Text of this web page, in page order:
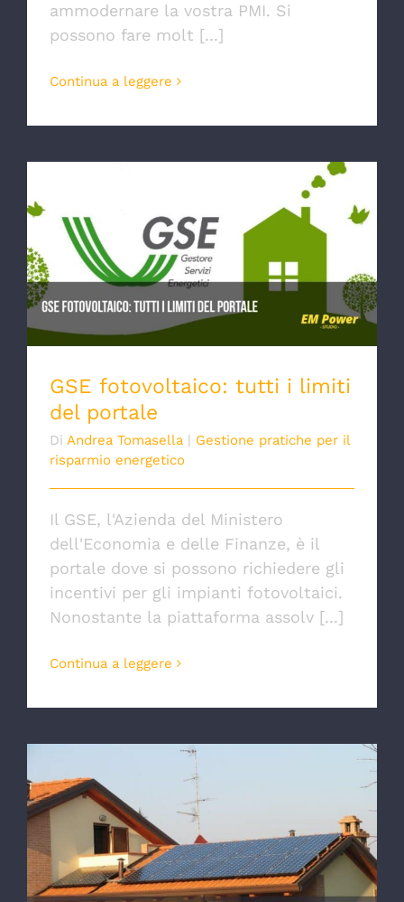
ammodernare la vostra PMI. Si
possono fare molt [...]
Continua a leggere
GSE fotovoltaico: tutti i limiti del portale
GSE fotovoltaico: tutti i limiti
del portale
Di Andrea Tomasella | Gestione pratiche per il
risparmio energetico
Il GSE, l'Azienda del Ministero
dell'Economia e delle Finanze, è il
portale dove si possono richiedere gli
incentivi per gli impianti fotovoltaici.
Nonostante la piattaforma assolv [...]
Continua a leggere
Il tuo impianto fotovoltaico ti sta
fornendo tutta l’energia che dovrebbe